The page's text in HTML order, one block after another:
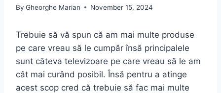
By Gheorghe Marian November 15, 2024
Trebuie să vă spun că am mai multe produse
pe care vreau să le cumpăr însă principalele
sunt câteva televizoare pe care vreau să le am
cât mai curând posibil. Însă pentru a atinge
acest scop cred că trebuie să fac mai multe